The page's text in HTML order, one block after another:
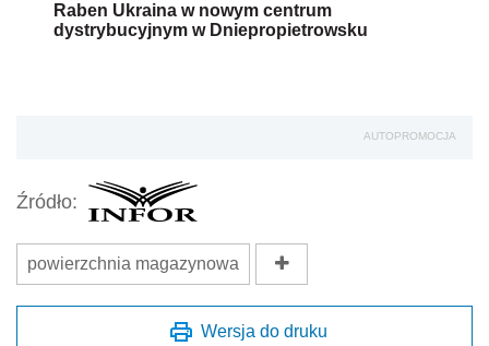
Raben Ukraina w nowym centrum
dystrybucyjnym w Dniepropietrowsku
AUTOPROMOCJA
Źródło:
powierzchnia magazynowa
Wersja do druku